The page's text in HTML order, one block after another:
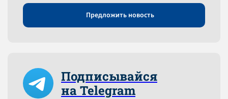
Предложить новость
Подписывайся
на Telegram